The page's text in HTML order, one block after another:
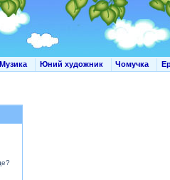
Музика Юний художник Чомучка